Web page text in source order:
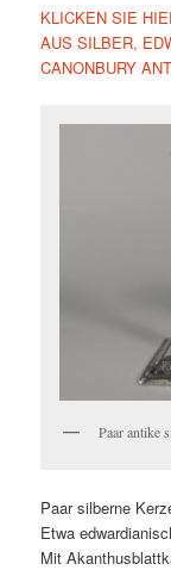
KLICKEN SIE
AUS SILBER,
CANONBURY
Paar antike
Paar silberne
Etwa
Mit